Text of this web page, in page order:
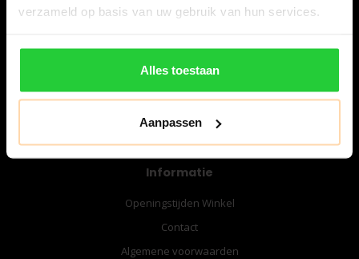
verzameld op basis van uw gebruik van hun services.
Alles toestaan
Aanpassen
Informatie
Openingstijden Winkel
Contact
Algemene voorwaarden